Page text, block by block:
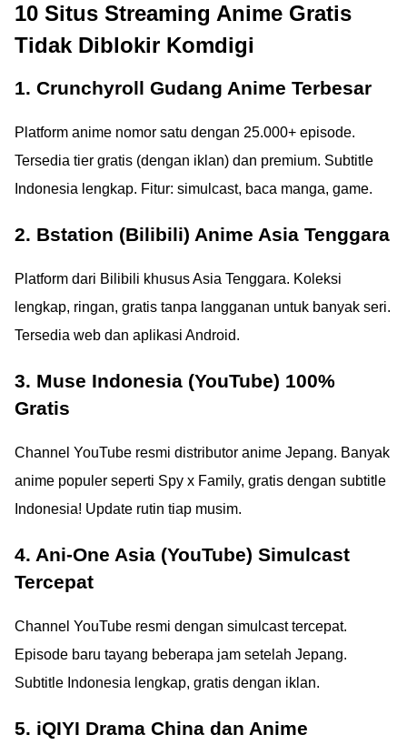
10 Situs Streaming Anime Gratis
Tidak Diblokir Komdigi
1. Crunchyroll Gudang Anime Terbesar
Platform anime nomor satu dengan 25.000+ episode.
Tersedia tier gratis (dengan iklan) dan premium. Subtitle
Indonesia lengkap. Fitur: simulcast, baca manga, game.
2. Bstation (Bilibili) Anime Asia Tenggara
Platform dari Bilibili khusus Asia Tenggara. Koleksi
lengkap, ringan, gratis tanpa langganan untuk banyak seri.
Tersedia web dan aplikasi Android.
3. Muse Indonesia (YouTube) 100%
Gratis
Channel YouTube resmi distributor anime Jepang. Banyak
anime populer seperti Spy x Family, gratis dengan subtitle
Indonesia! Update rutin tiap musim.
4. Ani-One Asia (YouTube) Simulcast
Tercepat
Channel YouTube resmi dengan simulcast tercepat.
Episode baru tayang beberapa jam setelah Jepang.
Subtitle Indonesia lengkap, gratis dengan iklan.
5. iQIYI Drama China dan Anime